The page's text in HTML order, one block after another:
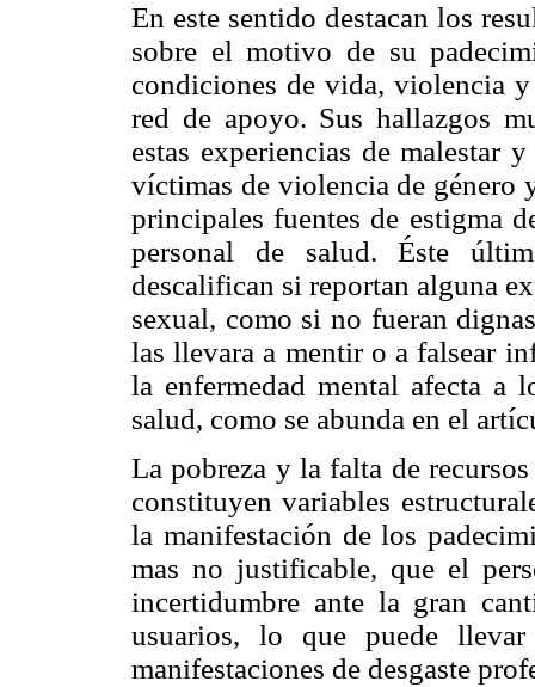
En este sentido destacan los
sobre el motivo de su
condiciones de vida, violencia
red de apoyo. Sus hallazgos
estas experiencias de malestar
víctimas de violencia de género
principales fuentes de estigma
personal de salud. Éste
descalifican si reportan alguna
sexual, como si no fueran
las llevara a mentir o a falsear
la enfermedad mental afecta a
salud, como se abunda en el
La pobreza y la falta de
constituyen variables
la manifestación de los
mas no justificable, que el
incertidumbre ante la gran
usuarios, lo que puede
manifestaciones de desgaste